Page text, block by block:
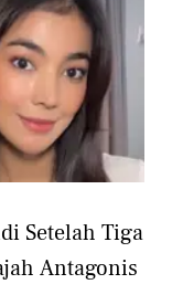
Setelah Tiga
Antagonis